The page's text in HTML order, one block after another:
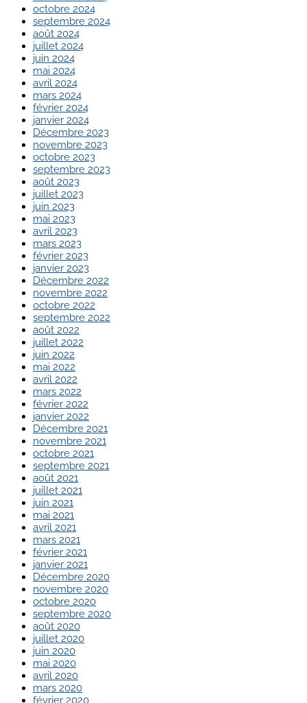
octobre 2024
septembre 2024
août 2024
juillet 2024
juin 2024
mai 2024
avril 2024
mars 2024
février 2024
janvier 2024
Décembre 2023
novembre 2023
octobre 2023
septembre 2023
août 2023
juillet 2023
juin 2023
mai 2023
avril 2023
mars 2023
février 2023
janvier 2023
Décembre 2022
novembre 2022
octobre 2022
septembre 2022
août 2022
juillet 2022
juin 2022
mai 2022
avril 2022
mars 2022
février 2022
janvier 2022
Décembre 2021
novembre 2021
octobre 2021
septembre 2021
août 2021
juillet 2021
juin 2021
mai 2021
avril 2021
mars 2021
février 2021
janvier 2021
Décembre 2020
novembre 2020
octobre 2020
septembre 2020
août 2020
juillet 2020
juin 2020
mai 2020
avril 2020
mars 2020
février 2020